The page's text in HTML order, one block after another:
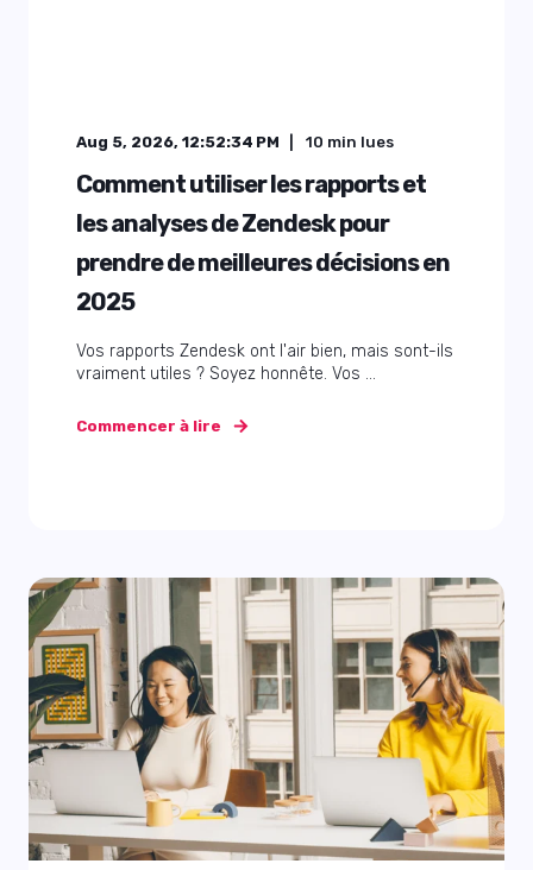
Aug 5, 2026, 12:52:34 PM 10 min lues
Comment utiliser les rapports et
les analyses de Zendesk pour
prendre de meilleures décisions en
2025
Vos rapports Zendesk ont l'air bien, mais sont-ils
vraiment utiles ? Soyez honnête. Vos ...
Commencer à lire